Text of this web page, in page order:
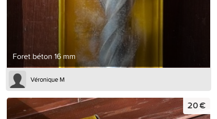
Foret béton 16 mm
Véronique M
20 €